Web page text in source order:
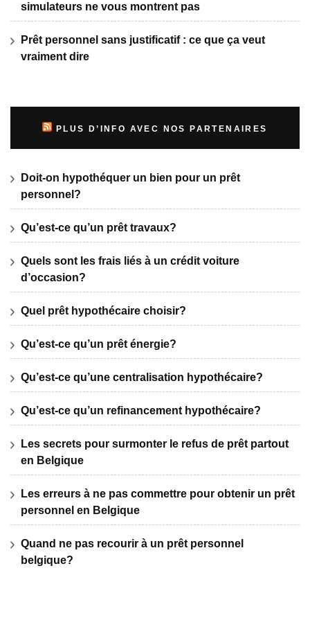
simulateurs ne vous montrent pas
Prêt personnel sans justificatif : ce que ça veut
vraiment dire
PLUS D’INFO AVEC NOS PARTENAIRES
Doit-on hypothéquer un bien pour un prêt
personnel?
Qu’est-ce qu’un prêt travaux?
Quels sont les frais liés à un crédit voiture
d’occasion?
Quel prêt hypothécaire choisir?
Qu’est-ce qu’un prêt énergie?
Qu’est-ce qu’une centralisation hypothécaire?
Qu’est-ce qu’un refinancement hypothécaire?
Les secrets pour surmonter le refus de prêt partout
en Belgique
Les erreurs à ne pas commettre pour obtenir un prêt
personnel en Belgique
Quand ne pas recourir à un prêt personnel
belgique?